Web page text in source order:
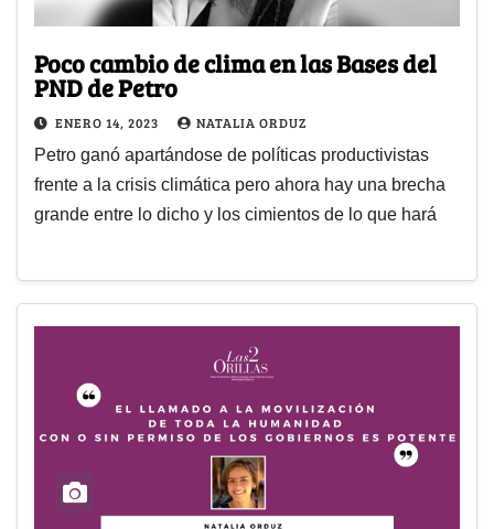
Poco cambio de clima en las Bases del
PND de Petro
ENERO 14, 2023 NATALIA ORDUZ
Petro ganó apartándose de políticas productivistas
frente a la crisis climática pero ahora hay una brecha
grande entre lo dicho y los cimientos de lo que hará